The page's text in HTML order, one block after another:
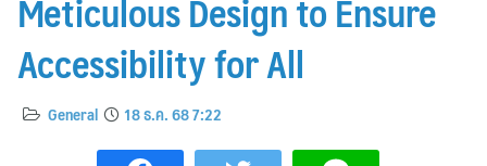
Accessibility for All
General 18 ธ.ค. 68 7:22